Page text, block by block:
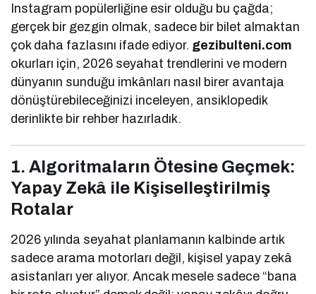
Instagram popülerliğine esir olduğu bu çağda;
gerçek bir gezgin olmak, sadece bir bilet almaktan
çok daha fazlasını ifade ediyor. gezibulteni.com
okurları için, 2026 seyahat trendlerini ve modern
dünyanın sunduğu imkânları nasıl birer avantaja
dönüştürebileceğinizi inceleyen, ansiklopedik
derinlikte bir rehber hazırladık.
1. Algoritmaların Ötesine Geçmek:
Yapay Zekâ ile Kişiselleştirilmiş
Rotalar
2026 yılında seyahat planlamanın kalbinde artık
sadece arama motorları değil, kişisel yapay zekâ
asistanları yer alıyor. Ancak mesele sadece “bana